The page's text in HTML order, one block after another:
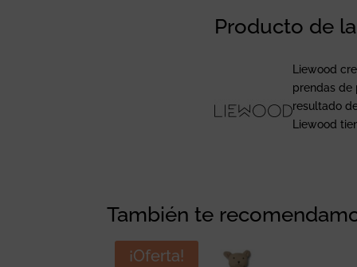
Producto de
Liewood
prendas de
resultado
Liewood
También te
¡Oferta!